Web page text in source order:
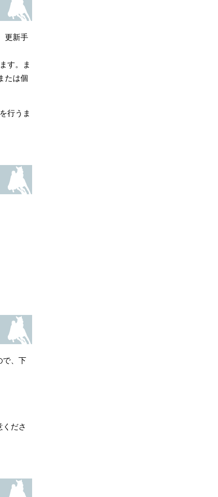
更新手
す。ま
たは個
行うま
で、下
ださ